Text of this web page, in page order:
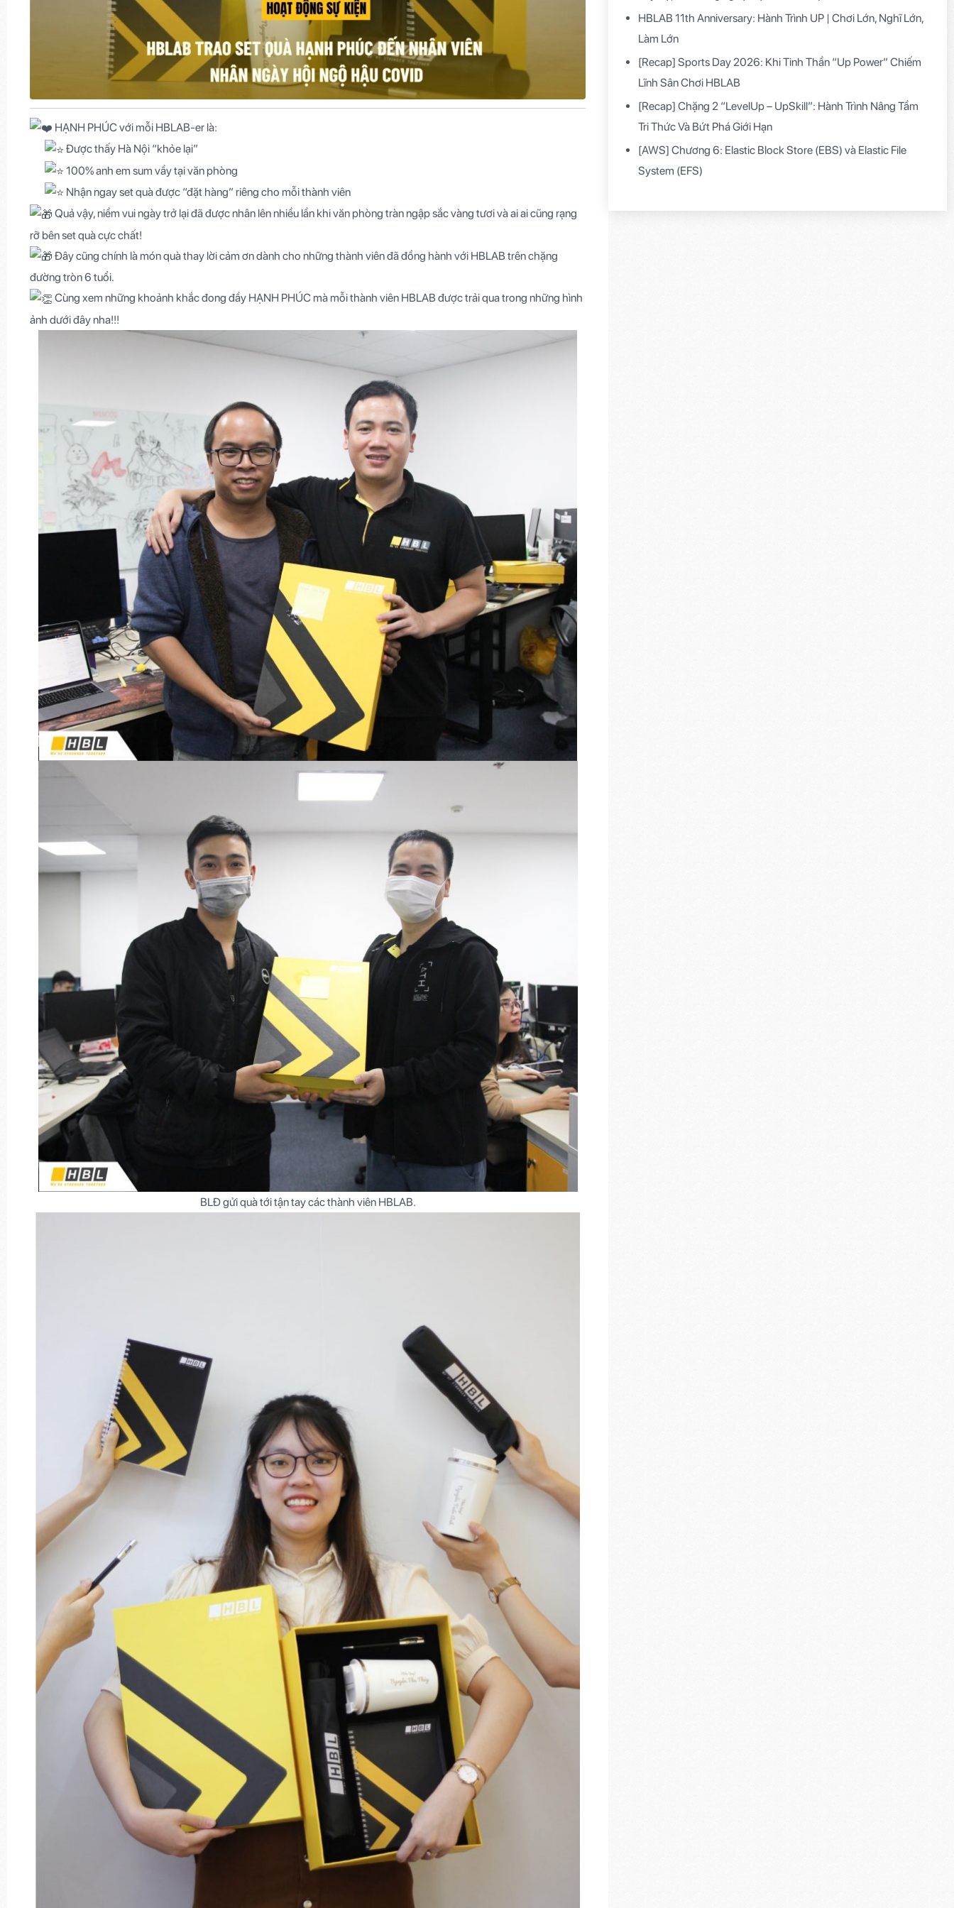
HẠNH PHÚC với mỗi HBLAB-er là:
Được thấy Hà Nội “khỏe lại”
100% anh em sum vầy tại văn phòng
Nhận ngay set quà được “đặt hàng” riêng cho mỗi thành viên
Quả vậy, niềm vui ngày trở lại đã được nhân lên nhiều lần khi văn phòng tràn ngập sắc vàng tươi và ai ai cũng rạng
rỡ bên set quà cực chất!
Đây cũng chính là món quà thay lời cảm ơn dành cho những thành viên đã đồng hành với HBLAB trên chặng
đường tròn 6 tuổi.
Cùng xem những khoảnh khắc đong đầy HẠNH PHÚC mà mỗi thành viên HBLAB được trải qua trong những hình
ảnh dưới đây nha!!!
BLĐ gửi quà tới tận tay các thành viên HBLAB.
HBLAB 11th Anniversary: Hành Trình UP | Chơi Lớn, Nghĩ Lớn,
Làm Lớn
[Recap] Sports Day 2026: Khi Tinh Thần “Up Power” Chiếm
Lĩnh Sân Chơi HBLAB
[Recap] Chặng 2 “LevelUp – UpSkill”: Hành Trình Nâng Tầm
Tri Thức Và Bứt Phá Giới Hạn
[AWS] Chương 6: Elastic Block Store (EBS) và Elastic File
System (EFS)